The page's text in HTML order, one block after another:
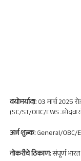
वयोमर्यादा:03 मार्च 2025
(SC/ST/OBC/EWS
अर्ज शुल्क:General/OBC/
नोकरीचे ठिकाण:संपूर्ण भारत